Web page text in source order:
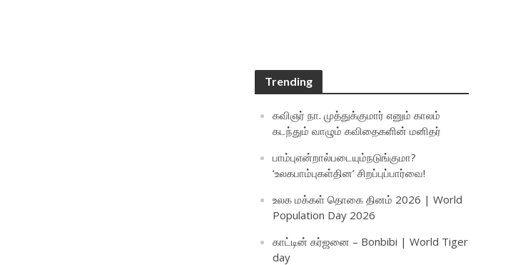
Trending
கவிஞர் நா. முத்துக்குமார் எனும் காலம்
கடந்தும் வாழும் கவிதைகளின் மனிதர்
பாம்புஎன்றால்படையும்நடுங்குமா?
‘உலகபாம்புகள்தின’ சிறப்புப்பார்வை!
உலக மக்கள் தொகை தினம் 2026 | World
Population Day 2026
காட்டின் கர்ஜனை – Bonbibi | World Tiger
day